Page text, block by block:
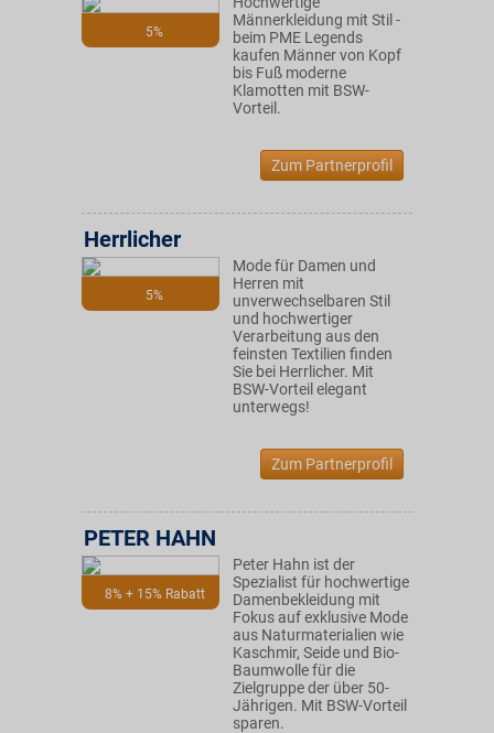
5%
Männerkleidung mit Stil -
beim PME Legends
kaufen Männer von Kopf
bis Fuß moderne
Klamotten mit BSW-
Vorteil.
Zum Partnerprofil
5%
Herrlicher
Mode für Damen und
Herren mit
unverwechselbaren Stil
und hochwertiger
Verarbeitung aus den
feinsten Textilien finden
Sie bei Herrlicher. Mit
BSW-Vorteil elegant
unterwegs!
Zum Partnerprofil
8% + 15% Rabatt
PETER HAHN
Peter Hahn ist der
Spezialist für hochwertige
Damenbekleidung mit
Fokus auf exklusive Mode
aus Naturmaterialien wie
Kaschmir, Seide und Bio-
Baumwolle für die
Zielgruppe der über 50-
Jährigen. Mit BSW-Vorteil
sparen.